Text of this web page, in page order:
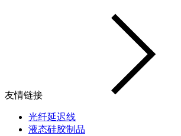
友情链接
光纤延迟线
液态硅胶制品